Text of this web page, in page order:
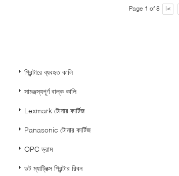
Page 1 of 8 |<
প্রিন্টারে ব্যবহৃত কালি
সামঞ্জস্যপূর্ণ বাল্ক কালি
Lexmark টোনার কার্টিজ
Panasonic টোনার কার্টিজ
OPC ড্রাম
ডট ম্যাট্রিক্স প্রিন্টার রিবন